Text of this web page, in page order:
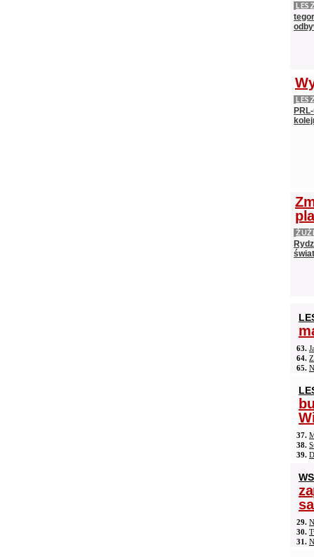
63.
64.
65.
37.
38.
39.
29.
30.
31.